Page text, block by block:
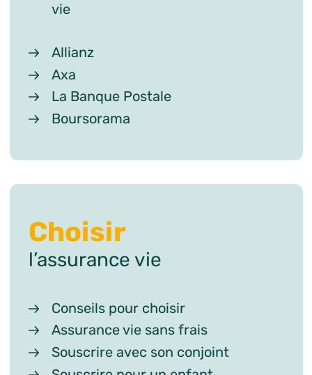
vie
Allianz
Axa
La Banque Postale
Boursorama
Choisir
l’assurance vie
Conseils pour choisir
Assurance vie sans frais
Souscrire avec son conjoint